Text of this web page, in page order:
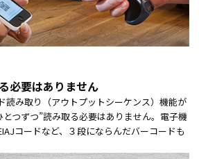
必要はありません
読み取り（アウトプットシーケンス）機能が
つずつ”読み取る必要はありません。電子機
コードなど、３段にならんだバーコードも